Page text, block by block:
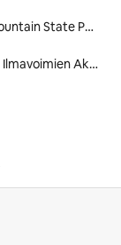
Cheyenne Mountain State Park
Yhdysvaltain Ilmavoimien Akatemia